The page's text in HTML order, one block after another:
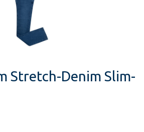
Stretch-Denim Slim-